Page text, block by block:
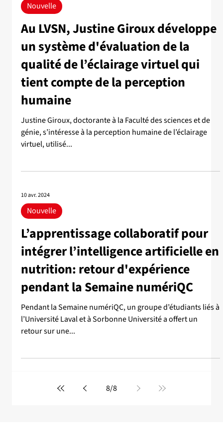
Nouvelle
Au LVSN, Justine Giroux développe
un système d'évaluation de la
qualité de l’éclairage virtuel qui
tient compte de la perception
humaine
Justine Giroux, doctorante à la Faculté des sciences et de
génie, s’intéresse à la perception humaine de l’éclairage
virtuel, utilisé...
10 avr. 2024
Nouvelle
L’apprentissage collaboratif pour
intégrer l’intelligence artificielle en
nutrition: retour d'expérience
pendant la Semaine numériQC
Pendant la Semaine numériQC, un groupe d’étudiants liés à
l’Université Laval et à Sorbonne Université a offert un
retour sur une...
8/8